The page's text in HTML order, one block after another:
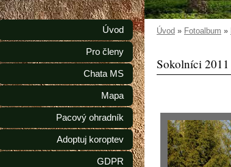
Úvod » Fotoalbum »
Sokolníci 2011
Úvod
Pro členy
Chata MS
Mapa
Pacový ohradník
Adoptuj koroptev
GDPR